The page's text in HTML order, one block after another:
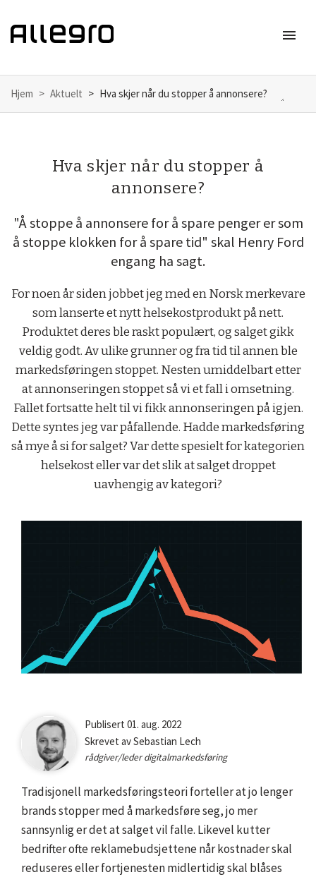
menu
Hjem Aktuelt Hva skjer når du stopper å annonsere?
Hva skjer når du stopper å
annonsere?
"Å stoppe å annonsere for å spare penger er som
å stoppe klokken for å spare tid" skal Henry Ford
engang ha sagt.
For noen år siden jobbet jeg med en Norsk merkevare
som lanserte et nytt helsekostprodukt på nett.
Produktet deres ble raskt populært, og salget gikk
veldig godt. Av ulike grunner og fra tid til annen ble
markedsføringen stoppet. Nesten umiddelbart etter
at annonseringen stoppet så vi et fall i omsetning.
Fallet fortsatte helt til vi fikk annonseringen på igjen.
Dette syntes jeg var påfallende. Hadde markedsføring
så mye å si for salget? Var dette spesielt for kategorien
helsekost eller var det slik at salget droppet
uavhengig av kategori?
Bilde
ansatt
Sebastian
Lech
Publisert 01. aug. 2022
Skrevet av Sebastian Lech
rådgiver/leder digitalmarkedsføring
Tradisjonell markedsføringsteori forteller at jo lenger
brands stopper med å markedsføre seg, jo mer
sannsynlig er det at salget vil falle. Likevel kutter
bedrifter ofte reklamebudsjettene når kostnader skal
reduseres eller fortjenesten midlertidig skal blåses